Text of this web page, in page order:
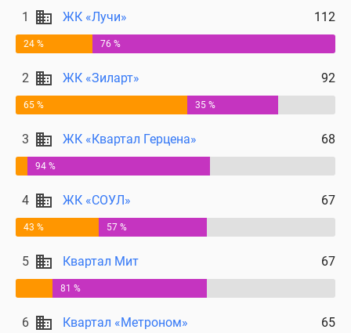
1 ЖК «Лучи» 112
24 % 76 %
2 ЖК «Зиларт» 92
65 % 35 %
3 ЖК «Квартал Герцена» 68
94 %
4 ЖК «СОУЛ» 67
43 % 57 %
5 Квартал Мит 67
81 %
6 Квартал «Метроном» 65